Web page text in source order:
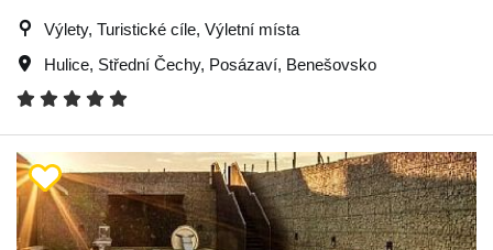
Výlety, Turistické cíle, Výletní místa
Hulice, Střední Čechy, Posázaví, Benešovsko